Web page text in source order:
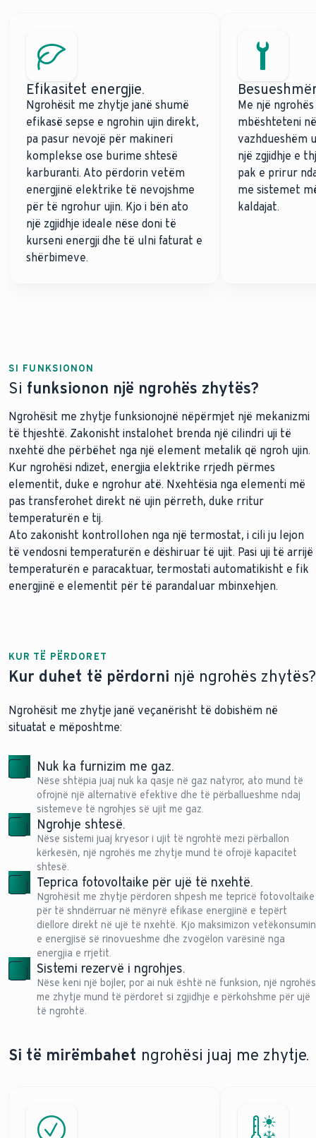
Efikasitet energjie.
Ngrohësit me zhytje janë shumë
efikasë sepse e ngrohin ujin direkt,
pa pasur nevojë për makineri
komplekse ose burime shtesë
karburanti. Ato përdorin vetëm
energjinë elektrike të nevojshme
për të ngrohur ujin. Kjo i bën ato
një zgjidhje ideale nëse doni të
kurseni energji dhe të ulni faturat e
shërbimeve.
Me një
mbështeteni
vazhdueshëm
një zgjidhje e
pak e prirur
me sistemet
kaldajat.
SI FUNKSIONON
Si funksionon një ngrohës zhytës?
Ngrohësit me zhytje funksionojnë nëpërmjet një mekanizmi
të thjeshtë. Zakonisht instalohet brenda një cilindri uji të
nxehtë dhe përbëhet nga një element metalik që ngroh ujin.
Kur ngrohësi ndizet, energjia elektrike rrjedh përmes
elementit, duke e ngrohur atë. Nxehtësia nga elementi më
pas transferohet direkt në ujin përreth, duke rritur
temperaturën e tij.
Ato zakonisht kontrollohen nga një termostat, i cili ju lejon
të vendosni temperaturën e dëshiruar të ujit. Pasi uji të arrijë
temperaturën e paracaktuar, termostati automatikisht e fik
energjinë e elementit për të parandaluar mbinxehjen.
KUR TË PËRDORET
Kur duhet të përdorni një ngrohës zhytës?
Ngrohësit me zhytje janë veçanërisht të dobishëm në
situatat e mëposhtme:
Nuk ka furnizim me gaz.
Nëse shtëpia juaj nuk ka qasje në gaz natyror, ato mund të
ofrojnë një alternativë efektive dhe të përballueshme ndaj
sistemeve të ngrohjes së ujit me gaz.
Ngrohje shtesë.
Nëse sistemi juaj kryesor i ujit të ngrohtë mezi përballon
kërkesën, një ngrohës me zhytje mund të ofrojë kapacitet
shtesë.
Teprica fotovoltaike për ujë të nxehtë.
Ngrohësit me zhytje përdoren shpesh me tepricë fotovoltaike
për të shndërruar në mënyrë efikase energjinë e tepërt
diellore direkt në ujë të nxehtë. Kjo maksimizon vetëkonsumin
e energjisë së rinovueshme dhe zvogëlon varësinë nga
energjia e rrjetit.
Sistemi rezervë i ngrohjes.
Nëse keni një bojler, por ai nuk është në funksion, një ngrohës
me zhytje mund të përdoret si zgjidhje e përkohshme për ujë
të ngrohtë.
Si të mirëmbahet ngrohësi juaj me zhytje.